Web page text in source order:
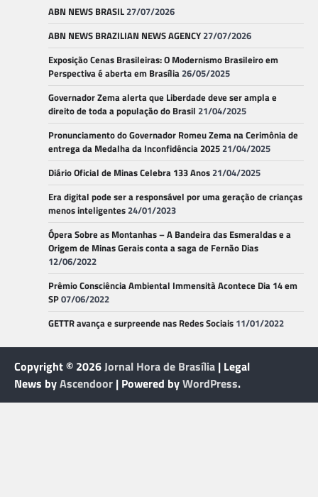
ABN NEWS BRASIL27/07/2026
ABN NEWS BRAZILIAN NEWS AGENCY27/07/2026
Exposição Cenas Brasileiras: O Modernismo Brasileiro em
Perspectiva é aberta em Brasília26/05/2025
Governador Zema alerta que Liberdade deve ser ampla e
direito de toda a população do Brasil 21/04/2025
Pronunciamento do Governador Romeu Zema na Cerimônia de
entrega da Medalha da Inconfidência 202521/04/2025
Diário Oficial de Minas Celebra 133 Anos21/04/2025
Era digital pode ser a responsável por uma geração de crianças
menos inteligentes24/01/2023
Ópera Sobre as Montanhas – A Bandeira das Esmeraldas e a
Origem de Minas Gerais conta a saga de Fernão Dias
12/06/2022
Prêmio Consciência Ambiental Immensità Acontece Dia 14 em
SP07/06/2022
GETTR avança e surpreende nas Redes Sociais 11/01/2022
Copyright © 2026Jornal Hora de Brasília | Legal
News byAscendoor | Powered byWordPress.